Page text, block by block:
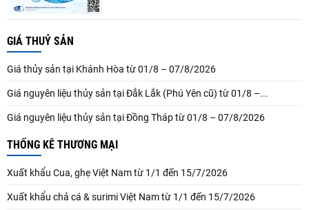
GIÁ THUỶ SẢN
Giá thủy sản tại Khánh Hòa từ 01/8 – 07/8/2026
Giá nguyên liệu thủy sản tại Đắk Lắk (Phú Yên cũ) từ 01/8 –...
Giá nguyên liệu thủy sản tại Đồng Tháp từ 01/8 – 07/8/2026
THỐNG KÊ THƯƠNG MẠI
Xuất khẩu Cua, ghẹ Việt Nam từ 1/1 đến 15/7/2026
Xuất khẩu chả cá & surimi Việt Nam từ 1/1 đến 15/7/2026